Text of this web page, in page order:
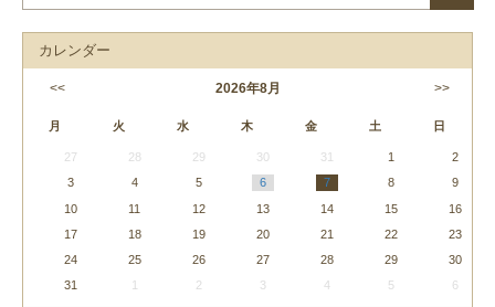
カレンダー
2026年8月
<< >>
月 火 水 木 金 土 日
27 28 29 30 31 1
2
3
4 5 6 7 8
9
10
11 12 13 14 15
16
17
18 19 20 21 22
23
24
25 26 27 28 29
30
31
1 2 3 4 5 6